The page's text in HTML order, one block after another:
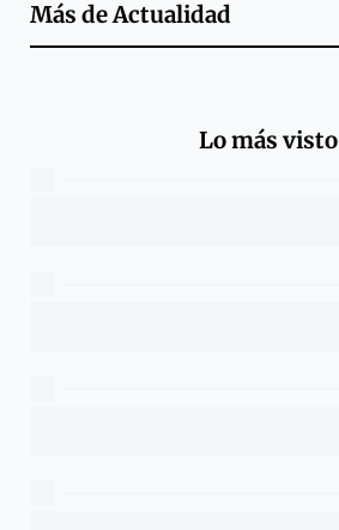
Más deActualidad
Lo más visto